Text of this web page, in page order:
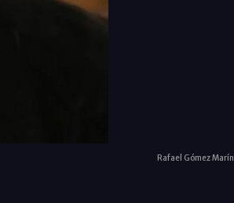
Rafael Gómez Marín